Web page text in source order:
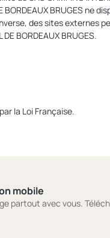
BORDEAUX BRUGES
des sites externes
BORDEAUX BRUGES.
la Loi Française.
mobile
partout avec vous.